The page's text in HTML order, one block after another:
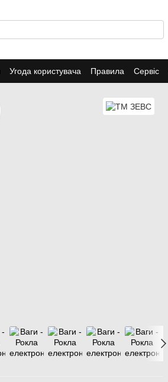
Угода користувача Правила Сервіс